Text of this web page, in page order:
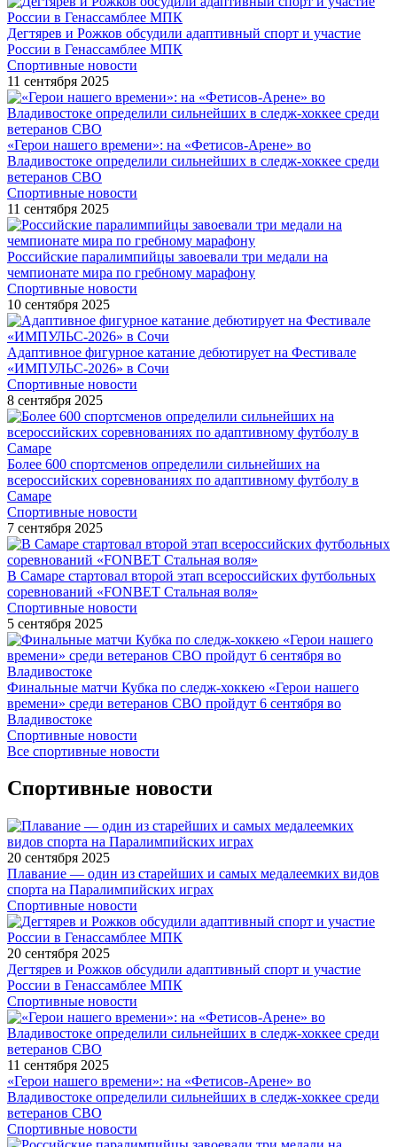
Дегтярев и Рожков обсудили адаптивный спорт и участие
России в Генассамблее МПК
Спортивные новости
11 сентября 2025
«Герои нашего времени»: на «Фетисов-Арене» во
Владивостоке определили сильнейших в следж-хоккее среди
ветеранов СВО
Спортивные новости
11 сентября 2025
Российские паралимпийцы завоевали три медали на
чемпионате мира по гребному марафону
Спортивные новости
10 сентября 2025
Адаптивное фигурное катание дебютирует на Фестивале
«ИМПУЛЬС-2026» в Сочи
Спортивные новости
8 сентября 2025
Более 600 спортсменов определили сильнейших на
всероссийских соревнованиях по адаптивному футболу в
Самаре
Спортивные новости
7 сентября 2025
В Самаре стартовал второй этап всероссийских футбольных
соревнований «FONBET Стальная воля»
Спортивные новости
5 сентября 2025
Финальные матчи Кубка по следж-хоккею «Герои нашего
времени» среди ветеранов СВО пройдут 6 сентября во
Владивостоке
Спортивные новости
Все спортивные новости
Спортивные новости
20 сентября 2025
Плавание — один из старейших и самых медалеемких видов
спорта на Паралимпийских играх
Спортивные новости
20 сентября 2025
Дегтярев и Рожков обсудили адаптивный спорт и участие
России в Генассамблее МПК
Спортивные новости
11 сентября 2025
«Герои нашего времени»: на «Фетисов-Арене» во
Владивостоке определили сильнейших в следж-хоккее среди
ветеранов СВО
Спортивные новости